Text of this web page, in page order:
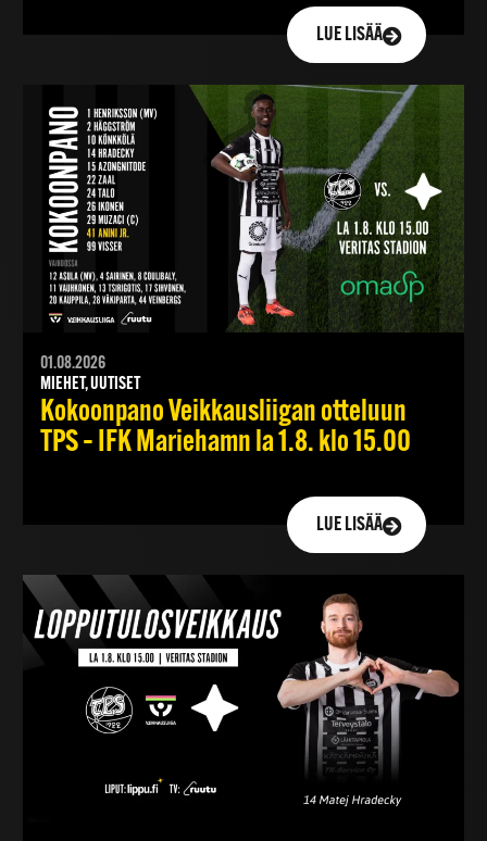
LUE LISÄÄ
01.08.2026
MIEHET, UUTISET
Kokoonpano Veikkausliigan otteluun
TPS – IFK Mariehamn la 1.8. klo 15.00
LUE LISÄÄ